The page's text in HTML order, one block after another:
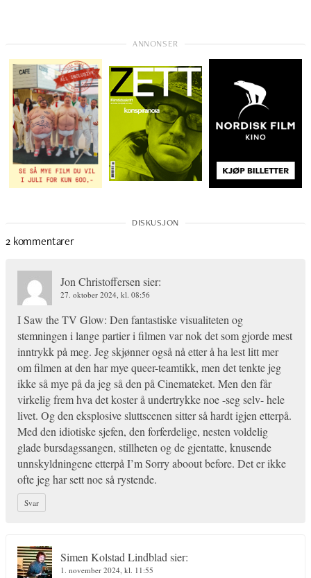
2 kommentarer
Jon Christoffersen sier:
27. oktober 2024, kl. 08:56
I Saw the TV Glow: Den fantastiske visualiteten og
stemningen i lange partier i filmen var nok det som gjorde mest
inntrykk på meg. Jeg skjønner også nå etter å ha lest litt mer
om filmen at den har mye queer-teamtikk, men det tenkte jeg
ikke så mye på da jeg så den på Cinemateket. Men den får
virkelig frem hva det koster å undertrykke noe -seg selv- hele
livet. Og den eksplosive sluttscenen sitter så hardt igjen etterpå.
Med den idiotiske sjefen, den forferdelige, nesten voldelig
glade bursdagssangen, stillheten og de gjentatte, knusende
unnskyldningene etterpå I’m Sorry aboout before. Det er ikke
ofte jeg har sett noe så rystende.
Svar
Simen Kolstad Lindbladsier:
1. november 2024, kl. 11:55